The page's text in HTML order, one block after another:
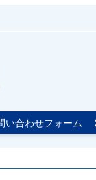
い合わせフォーム